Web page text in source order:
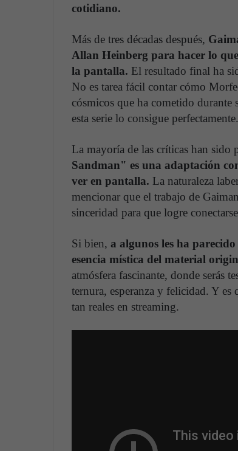
cotidiano.
Más de tres décadas después,
Allan Heinberg para hacer lo
la pantalla. El resultado final ha
No es tarea fácil contar cómo
cósmicos que ha cometido durante
esta serie lo consigue perfectamente.
La mayoría de las críticas han sido
Sandman" es una adaptación
ver en pantalla. La naturaleza
mencionar que el trabajo de
sinceridad para que logre
Si bien, a algunos les ha
esencia mística del material
atmósfera fascinante, donde serás
ternura, esperanza y felicidad. Y es
tan reales en streaming.